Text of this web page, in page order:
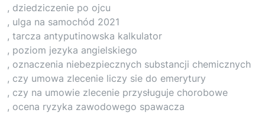
, dziedziczenie po ojcu
, ulga na samochód 2021
, tarcza antyputinowska kalkulator
, poziom jezyka angielskiego
, oznaczenia niebezpiecznych substancji chemicznych
, czy umowa zlecenie liczy sie do emerytury
, czy na umowie zlecenie przysługuje chorobowe
, ocena ryzyka zawodowego spawacza